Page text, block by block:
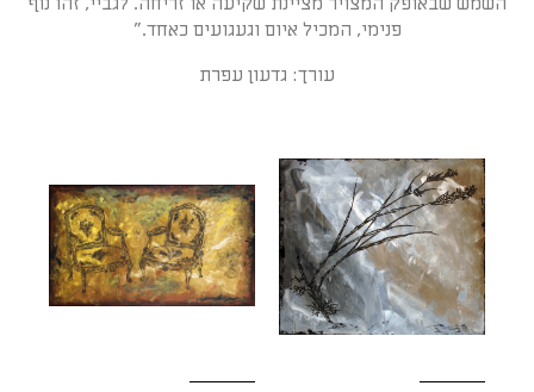
פנימי, המכיל איום וגעגועים כאחד."
עורך: גדעון עפרת